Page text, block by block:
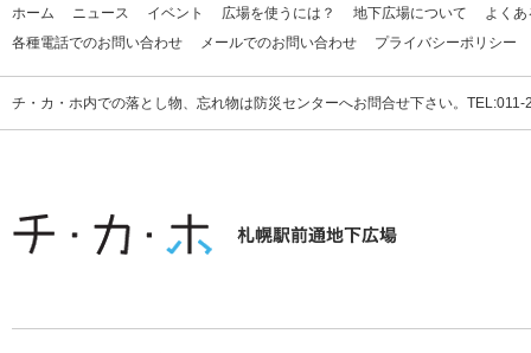
ホーム ニュース イベント 広場を使うには？ 地下広場について
よく
各種電話でのお問い合わせ
メールでのお問い合わせ プライバシーポリシー
チ・カ・ホ内での落とし物、忘れ物は防災センターへお問合せ下さい。